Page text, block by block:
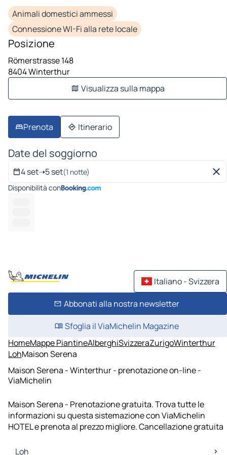
Animali domestici ammessi
Connessione WI-Fi alla rete locale
Posizione
Römerstrasse 148
8404 Winterthur
Visualizza sulla mappa
Prenota Itinerario
Date del soggiorno
4 set➝5 set(1 notte)
Disponibilità con
Italiano - Svizzera
Abbonati alla nostra newsletter
Sfoglia il ViaMichelin Magazine
HomeMappe PiantineAlberghiSvizzeraZurigoWinterthur
LohMaison Serena
Maison Serena - Winterthur - prenotazione on-line -
ViaMichelin
Maison Serena - Prenotazione gratuita. Trova tutte le
informazioni su questa sistemazione con ViaMichelin
HOTEL e prenota al prezzo migliore. Cancellazione gratuita
Loh